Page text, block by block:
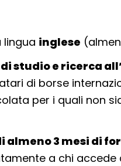
lingua inglese
studio e ricerca
di borse
per i quali non
almeno 3 mesi di
a chi accede